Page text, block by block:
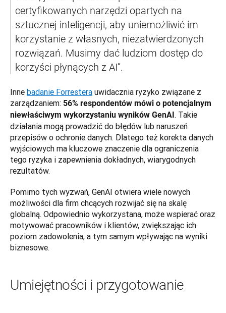
certyfikowanych narzędzi opartych na
sztucznej inteligencji, aby uniemożliwić im
korzystanie z własnych, niezatwierdzonych
rozwiązań. Musimy dać ludziom dostęp do
korzyści płynących z AI”.
Inne badanie Forrestera uwidacznia ryzyko związane z
zarządzaniem: 56% respondentów mówi o potencjalnym
niewłaściwym wykorzystaniu wyników GenAI. Takie
działania mogą prowadzić do błędów lub naruszeń
przepisów o ochronie danych. Dlatego też korekta danych
wyjściowych ma kluczowe znaczenie dla ograniczenia
tego ryzyka i zapewnienia dokładnych, wiarygodnych
rezultatów.
Pomimo tych wyzwań, GenAI otwiera wiele nowych
możliwości dla firm chcących rozwijać się na skalę
globalną. Odpowiednio wykorzystana, może wspierać oraz
motywować pracowników i klientów, zwiększając ich
poziom zadowolenia, a tym samym wpływając na wyniki
biznesowe.
Umiejętności i przygotowanie